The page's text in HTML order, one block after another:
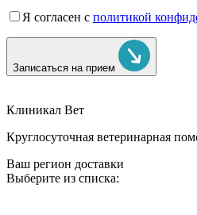
Я согласен с политикой
Записаться на прием
Клиникал Вет
Круглосуточная ветеринарная
Ваш регион доставки
Выберите из списка: